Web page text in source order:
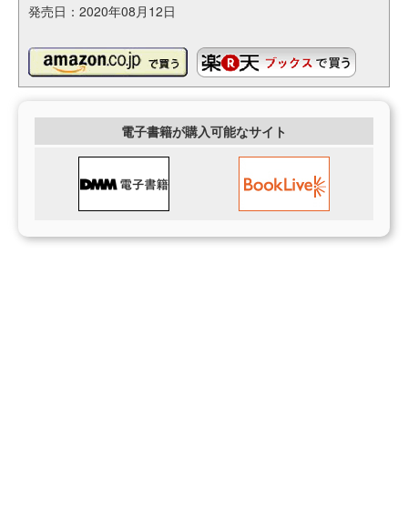
発売日：2020年08月12日
電子書籍が購入可能なサイト